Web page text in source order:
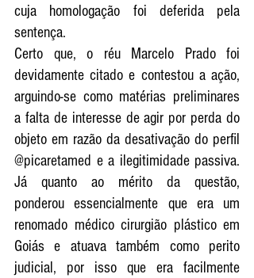
cuja homologação foi deferida pela
sentença.
Certo que, o réu Marcelo Prado foi
devidamente citado e contestou a ação,
arguindo-se como matérias preliminares
a falta de interesse de agir por perda do
objeto em razão da desativação do perfil
@picaretamed e a ilegitimidade passiva.
Já quanto ao mérito da questão,
ponderou essencialmente que era um
renomado médico cirurgião plástico em
Goiás e atuava também como perito
judicial, por isso que era facilmente